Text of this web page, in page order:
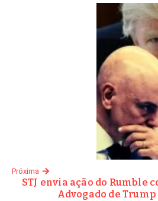
Próxima
STJ envia ação do Rumble
Advogado de